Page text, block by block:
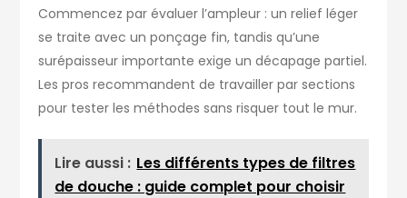
Commencez par évaluer l’ampleur : un relief léger
se traite avec un ponçage fin, tandis qu’une
surépaisseur importante exige un décapage partiel.
Les pros recommandent de travailler par sections
pour tester les méthodes sans risquer tout le mur.
Lire aussi : Les différents types de filtres
de douche : guide complet pour choisir